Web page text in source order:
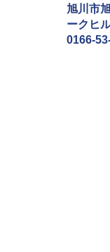
旭川市
ークヒ
0166-